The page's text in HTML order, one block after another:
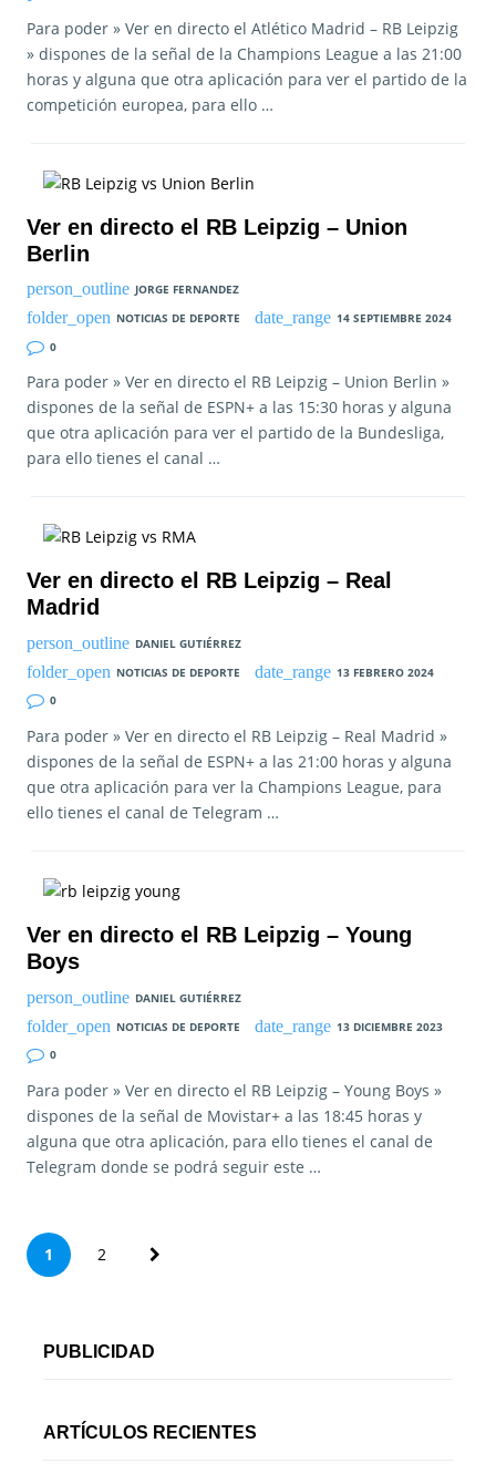
Para poder » Ver en directo el Atlético Madrid – RB Leipzig
» dispones de la señal de la Champions League a las 21:00
horas y alguna que otra aplicación para ver el partido de la
competición europea, para ello …
Ver en directo el RB Leipzig – Union
Berlin
JORGE FERNANDEZ
NOTICIAS DE DEPORTE
14 SEPTIEMBRE 2024
0
Para poder » Ver en directo el RB Leipzig – Union Berlin »
dispones de la señal de ESPN+ a las 15:30 horas y alguna
que otra aplicación para ver el partido de la Bundesliga,
para ello tienes el canal …
Ver en directo el RB Leipzig – Real
Madrid
DANIEL GUTIÉRREZ
NOTICIAS DE DEPORTE
13 FEBRERO 2024
0
Para poder » Ver en directo el RB Leipzig – Real Madrid »
dispones de la señal de ESPN+ a las 21:00 horas y alguna
que otra aplicación para ver la Champions League, para
ello tienes el canal de Telegram …
Ver en directo el RB Leipzig – Young
Boys
DANIEL GUTIÉRREZ
NOTICIAS DE DEPORTE
13 DICIEMBRE 2023
0
Para poder » Ver en directo el RB Leipzig – Young Boys »
dispones de la señal de Movistar+ a las 18:45 horas y
alguna que otra aplicación, para ello tienes el canal de
Telegram donde se podrá seguir este …
P
g
n
1 2
PUBLICIDAD
ARTÍCULOS RECIENTES